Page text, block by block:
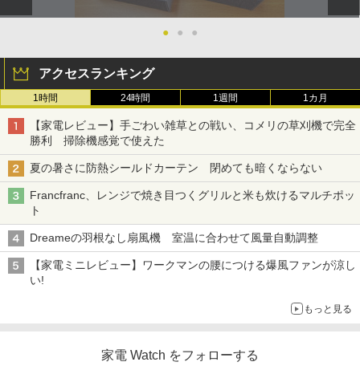
● ● ●
アクセスランキング
1時間 24時間 1週間 1カ月
【家電レビュー】手ごわい雑草との戦い、コメリの草刈機で完全
勝利 掃除機感覚で使えた
夏の暑さに防熱シールドカーテン 閉めても暗くならない
Francfranc、レンジで焼き目つくグリルと米も炊けるマルチポッ
ト
Dreameの羽根なし扇風機 室温に合わせて風量自動調整
【家電ミニレビュー】ワークマンの腰につける爆風ファンが涼し
い!
もっと見る
家電 Watch をフォローする